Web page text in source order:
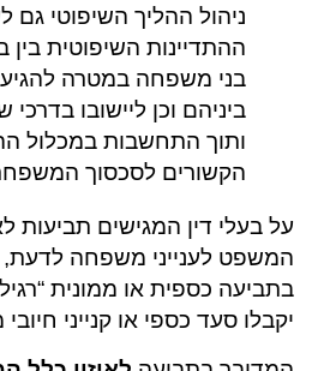
ניהול ההליך השיפוטי גם
ההתדיינות השיפוטית בין
בני משפחה במטרה להגיע
ביניהם וכן ליישובו בדרכי
ותוך התחשבות במכלול
הקשורים לסכסוך
על בעלי דין המגישים תביעות
המשפט לענייני משפחה לדעת,
בתביעה כספית או ממונית
יקבלו סעד כספי או קנייני